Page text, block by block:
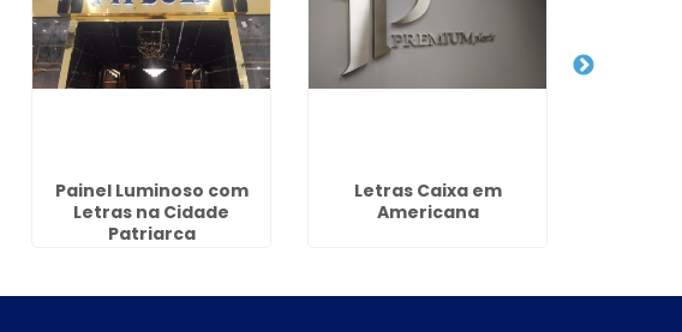
Painel Luminoso com
Letras na Cidade
Patriarca
Letras Caixa em
Americana